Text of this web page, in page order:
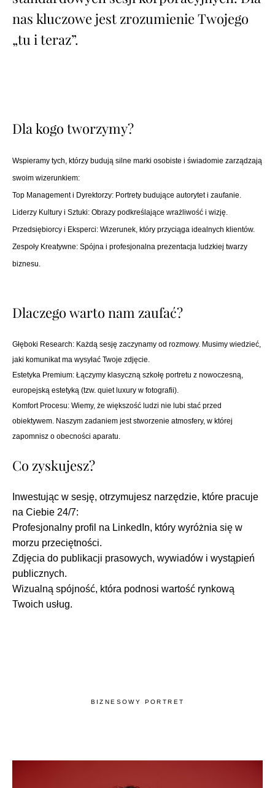
nas kluczowe jest zrozumienie Twojego
„tu i teraz”.
Dla kogo tworzymy?
Wspieramy tych, którzy budują silne marki osobiste i świadomie zarządzają
swoim wizerunkiem:
Top Management i Dyrektorzy: Portrety budujące autorytet i zaufanie.
Liderzy Kultury i Sztuki: Obrazy podkreślające wrażliwość i wizję.
Przedsiębiorcy i Eksperci: Wizerunek, który przyciąga idealnych klientów.
Zespoły Kreatywne: Spójna i profesjonalna prezentacja ludzkiej twarzy
biznesu.
Dlaczego warto nam zaufać?
Głęboki Research: Każdą sesję zaczynamy od rozmowy. Musimy wiedzieć,
jaki komunikat ma wysyłać Twoje zdjęcie.
Estetyka Premium: Łączymy klasyczną szkołę portretu z nowoczesną,
europejską estetyką (tzw. quiet luxury w fotografii).
Komfort Procesu: Wiemy, że większość ludzi nie lubi stać przed
obiektywem. Naszym zadaniem jest stworzenie atmosfery, w której
zapomnisz o obecności aparatu.
Co zyskujesz?
Inwestując w sesję, otrzymujesz narzędzie, które pracuje
na Ciebie 24/7:
Profesjonalny profil na LinkedIn, który wyróżnia się w
morzu przeciętności.
Zdjęcia do publikacji prasowych, wywiadów i wystąpień
publicznych.
Wizualną spójność, która podnosi wartość rynkową
Twoich usług.
BIZNESOWY PORTRET